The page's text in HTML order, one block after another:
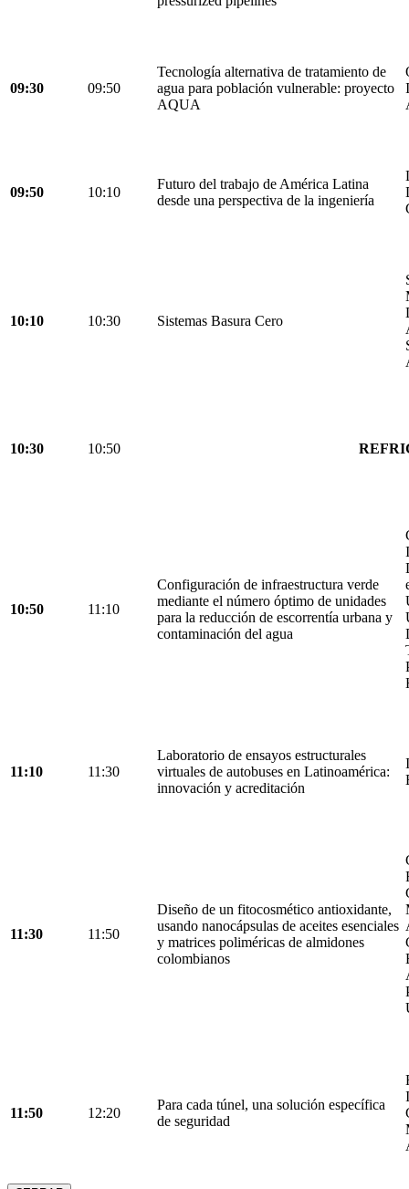
09:30 09:50
Tecnología alternativa de tratamiento de
agua para población vulnerable: proyecto
AQUA
09:50 10:10
Futuro del trabajo de América Latina
desde una perspectiva de la ingeniería
10:10 10:30 Sistemas Basura Cero
10:30 10:50
10:50 11:10
Configuración de infraestructura verde
mediante el número óptimo de unidades
para la reducción de escorrentía urbana y
contaminación del agua
11:10 11:30
Laboratorio de ensayos estructurales
virtuales de autobuses en Latinoamérica:
innovación y acreditación
11:30 11:50
Diseño de un fitocosmético antioxidante,
usando nanocápsulas de aceites esenciales
y matrices poliméricas de almidones
colombianos
11:50 12:20
Para cada túnel, una solución específica
de seguridad